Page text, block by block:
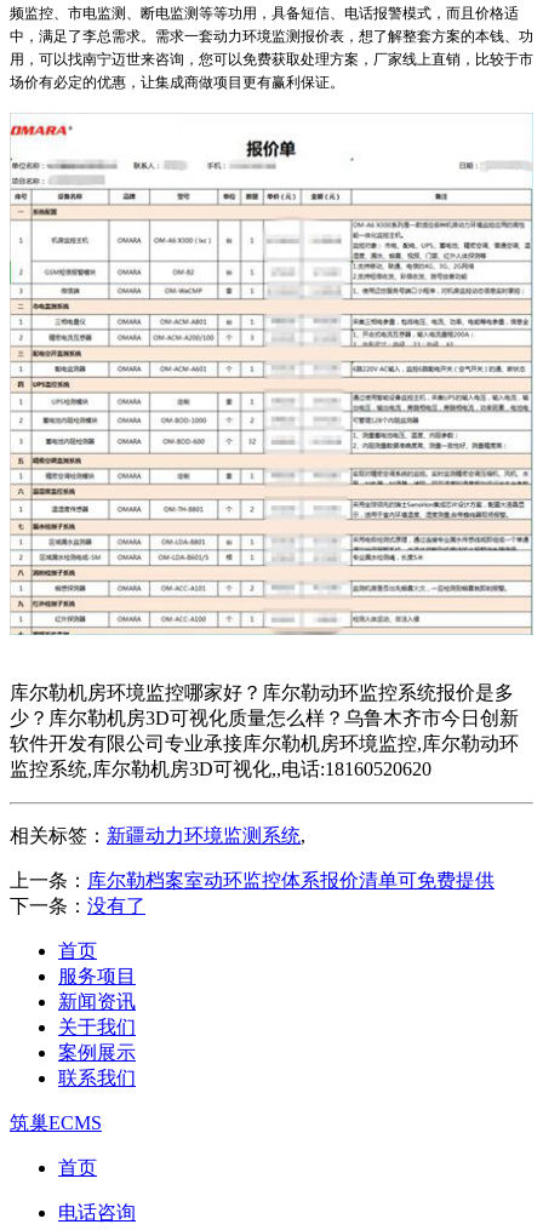
频监控、市电监测、断电监测等等功用，具备短信、电话报警模式，而且价格适
中，满足了李总需求。需求一套动力环境监测报价表，想了解整套方案的本钱、功
用，可以找南宁迈世来咨询，您可以免费获取处理方案，厂家线上直销，比较于市
场价有必定的优惠，让集成商做项目更有赢利保证。
库尔勒机房环境监控哪家好？库尔勒动环监控系统报价是多
少？库尔勒机房3D可视化质量怎么样？乌鲁木齐市今日创新
软件开发有限公司专业承接库尔勒机房环境监控,库尔勒动环
监控系统,库尔勒机房3D可视化,,电话:18160520620
相关标签： 新疆动力环境监测系统,
上一条： 库尔勒档案室动环监控体系报价清单可免费提供
下一条： 没有了
首页
服务项目
新闻资讯
关于我们
案例展示
联系我们
筑巢ECMS
首页
电话咨询